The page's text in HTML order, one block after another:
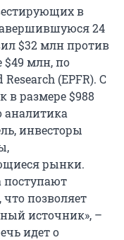
в
24
$32 млн против
$49 млн, по
(EPFR). С
в размере $988
аналитика
инвесторы
рынки.
поступают
позволяет
источник», –
идет о